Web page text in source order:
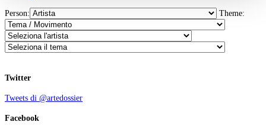
Person: Theme:
Twitter
Tweets di @artedossier
Facebook